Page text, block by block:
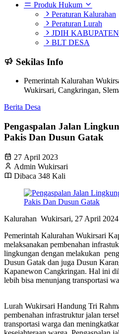
Produk Hukum
Peraturan Kalurahan
Peraturan Lurah
JDIH
BLT DESA
Sekilas Info
Pemerintah Kalurahan
Wukirsari, Cangkringan,
Berita Desa
Pengaspalan Jalan
Pakis Dan Dusun Gatak
27 April 2023
Admin Wukirsari
Dibaca 348 Kali
Kalurahan Wukirsari, 27 April 2024
Pemerintah Kalurahan Wukirsari
melaksanakan pembenahan
lingkungan dengan melakukan
Dusun Gatak dan juga Dusun
Kapanewon Cangkringan. Hal ini
lebih bisa menunjang transportasi
Lurah Wukirsari Handung Tri
pembenahan infrastruktur jalan
transportasi warga dan